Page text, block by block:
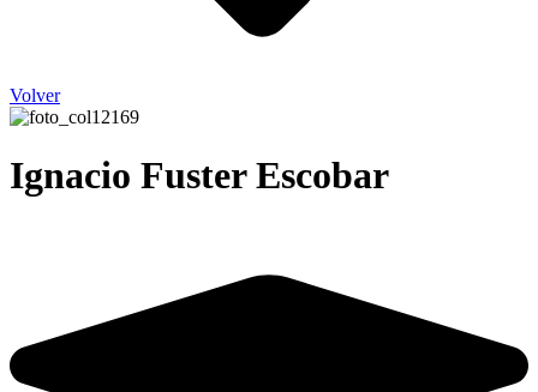
Volver
Ignacio Fuster Escobar